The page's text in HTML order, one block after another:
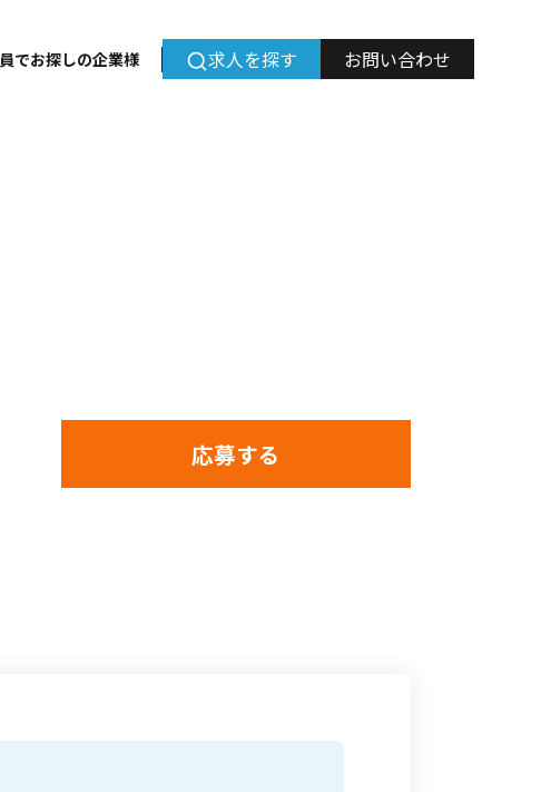
でお探しの企業様 求人を探す お問い合わせ
応募する